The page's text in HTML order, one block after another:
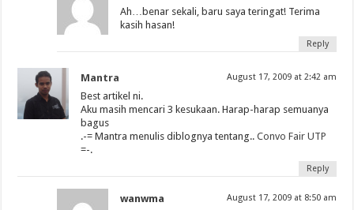
Ah…benar sekali, baru saya teringat! Terima
kasih hasan!
Reply
Mantra August 17, 2009 at 2:42 am
Best artikel ni.
Aku masih mencari 3 kesukaan. Harap-harap semuanya
bagus
.-= Mantra menulis diblognya tentang..Convo Fair UTP
=-.
Reply
wanwma August 17, 2009 at 8:50 am